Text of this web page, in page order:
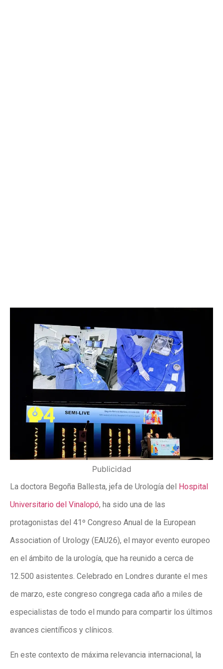
Publicidad
La doctora Begoña Ballesta, jefa de Urología del Hospital
Universitario del Vinalopó, ha sido una de las
protagonistas del 41º Congreso Anual de la European
Association of Urology (EAU26), el mayor evento europeo
en el ámbito de la urología, que ha reunido a cerca de
12.500 asistentes. Celebrado en Londres durante el mes
de marzo, este congreso congrega cada año a miles de
especialistas de todo el mundo para compartir los últimos
avances científicos y clínicos.
En este contexto de máxima relevancia internacional, la